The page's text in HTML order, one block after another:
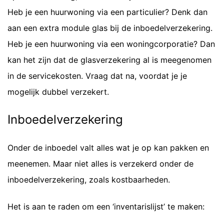
Heb je een huurwoning via een particulier? Denk dan
aan een extra module glas bij de inboedelverzekering.
Heb je een huurwoning via een woningcorporatie? Dan
kan het zijn dat de glasverzekering al is meegenomen
in de servicekosten. Vraag dat na, voordat je je
mogelijk dubbel verzekert.
Inboedelverzekering
Onder de inboedel valt alles wat je op kan pakken en
meenemen. Maar niet alles is verzekerd onder de
inboedelverzekering, zoals kostbaarheden.
Het is aan te raden om een ‘inventarislijst’ te maken: